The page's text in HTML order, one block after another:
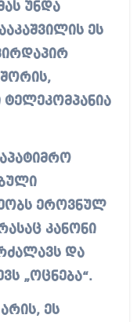
უნდა
ეს
ტელეკომპანია
ეროვნულ
კანონი
და
„ოცნება“.
ეს